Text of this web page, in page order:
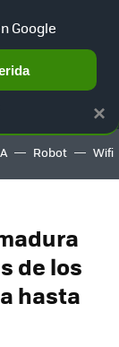
TERRITORIO
Robot Wifi
de los
hasta
×
Google